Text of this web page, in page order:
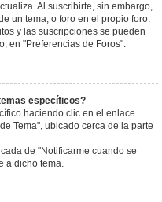
Al suscribirte, sin embargo,
un tema, o foro en el propio foro.
y las suscripciones se pueden
en "Preferencias de Foros".
específicos?
haciendo clic en el enlace
Tema", ubicado cerca de la parte
de "Notificarme cuando se
a dicho tema.